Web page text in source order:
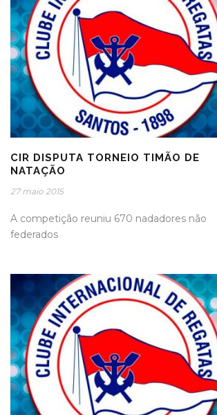
CIR DISPUTA TORNEIO TIMÃO DE
NATAÇÃO
27 maio 2015
A competição reuniu 670 nadadores não
federados